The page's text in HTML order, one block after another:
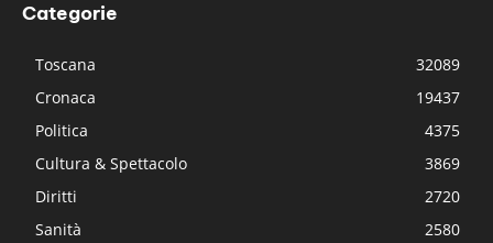
Categorie
Toscana
32089
Cronaca
19437
Politica
4375
Cultura & Spettacolo
3869
Diritti
2720
Sanità
2580